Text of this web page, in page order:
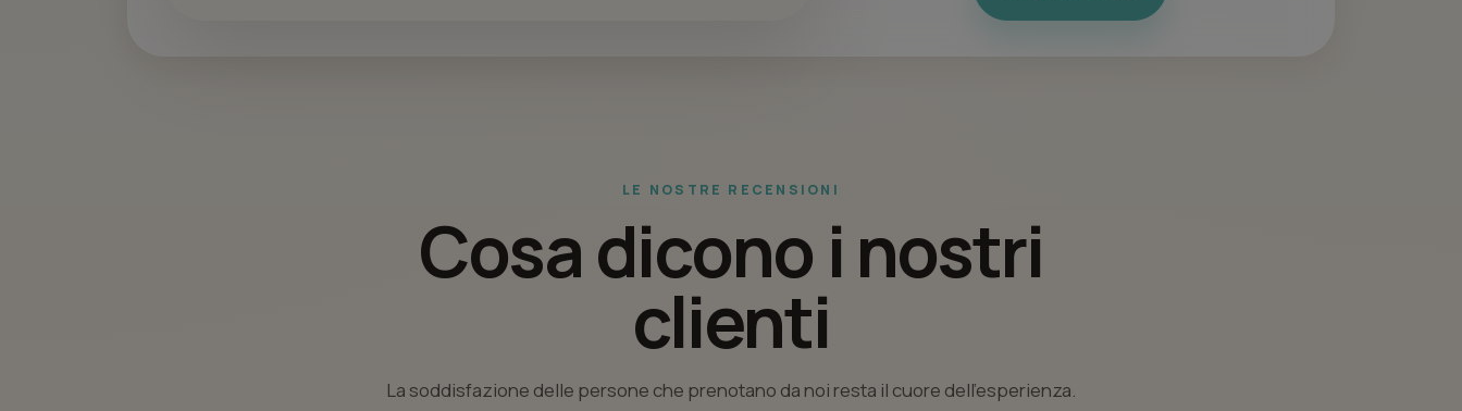
LE NOSTRE RECENSIONI
Cosa dicono i nostri
clienti
La soddisfazione delle persone che prenotano da noi resta il cuore dell’esperienza.